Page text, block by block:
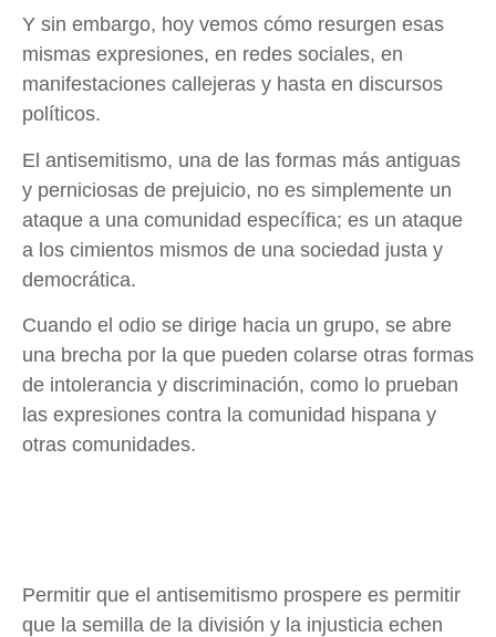
Y sin embargo, hoy vemos cómo resurgen esas
mismas expresiones, en redes sociales, en
manifestaciones callejeras y hasta en discursos
políticos.
El antisemitismo, una de las formas más antiguas
y perniciosas de prejuicio, no es simplemente un
ataque a una comunidad específica; es un ataque
a los cimientos mismos de una sociedad justa y
democrática.
Cuando el odio se dirige hacia un grupo, se abre
una brecha por la que pueden colarse otras formas
de intolerancia y discriminación, como lo prueban
las expresiones contra la comunidad hispana y
otras comunidades.
Permitir que el antisemitismo prospere es permitir
que la semilla de la división y la injusticia echen